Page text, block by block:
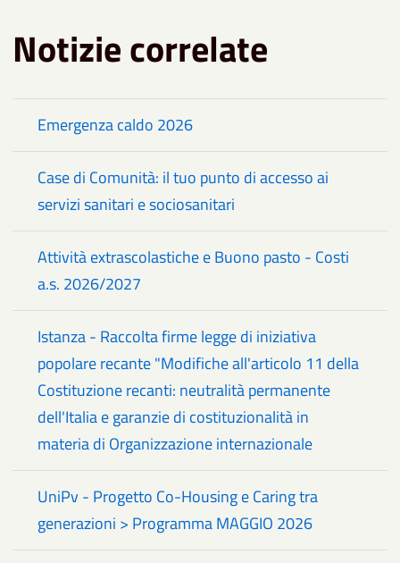
Notizie correlate
Emergenza caldo 2026
Case di Comunità: il tuo punto di accesso ai
servizi sanitari e sociosanitari
Attività extrascolastiche e Buono pasto - Costi
a.s. 2026/2027
Istanza - Raccolta firme legge di iniziativa
popolare recante "Modifiche all'articolo 11 della
Costituzione recanti: neutralità permanente
dell'Italia e garanzie di costituzionalità in
materia di Organizzazione internazionale
UniPv - Progetto Co-Housing e Caring tra
generazioni > Programma MAGGIO 2026